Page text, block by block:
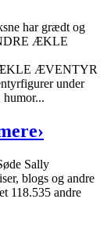
har grædt og
ÆKLE
ÆVENTYR
under
humor...
›
Sally
blogs og andre
118.535 andre